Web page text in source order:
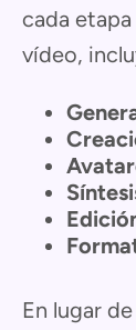
cada
vídeo,
En lugar